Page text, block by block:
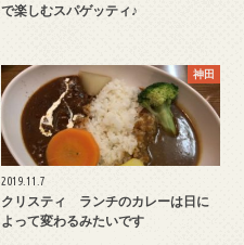
で楽しむスパゲッティ♪
神田
2019.11.7
クリスティ ランチのカレーは日に
よって変わるみたいです